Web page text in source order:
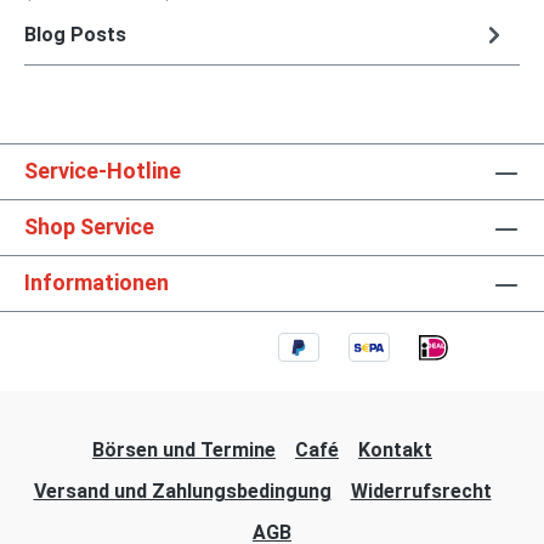
Blog Posts
Service-Hotline
Shop Service
Informationen
Börsen und Termine Café
Kontakt
Versand und Zahlungsbedingung
Widerrufsrecht
AGB